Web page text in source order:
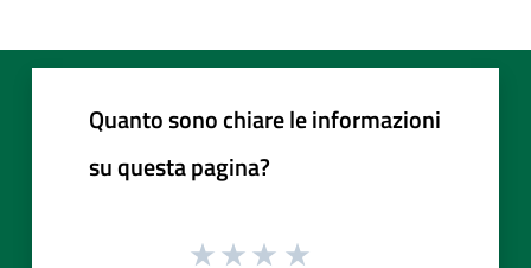
Quanto sono chiare le informazioni
su questa pagina?